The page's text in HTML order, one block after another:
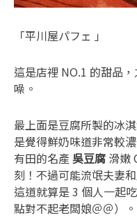
「平川屋パフェ 」
這是店裡 NO.1 的甜品
噪。
最上面是豆腐所製的冰
是覺得鮮奶味道非常較
有田的名產吳豆腐 滑嫩
刻！不過可能流氓夫妻
這道就算是 3 個人一起
點對不起老闆娘＠＠）。